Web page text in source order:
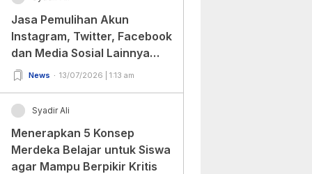
Jasa Pemulihan Akun
Instagram, Twitter, Facebook
dan Media Sosial Lainnya
(Update Terbaru 2022)
News 13/07/2026 | 1:13 am
Syadir Ali
Menerapkan 5 Konsep
Merdeka Belajar untuk Siswa
agar Mampu Berpikir Kritis